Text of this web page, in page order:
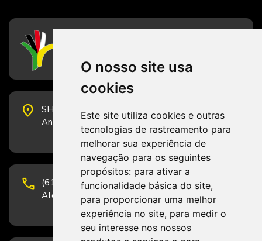
O nosso site usa
cookies
Este site utiliza cookies e outras
tecnologias de rastreamento para
melhorar sua experiência de
navegação para os seguintes
propósitos: para ativar a
funcionalidade básica do site,
para proporcionar uma melhor
experiência no site, para medir o
seu interesse nos nossos
place
SHS Quadra 6, Bloco E, Complexo Brasil 21, 20º
Andar, Sala 2001 - CEP 70322-915 - Brasília/DF
phone
(61) 3223-1652 e (61) 98131-3801.
Atendimento por telefone em horário comercial